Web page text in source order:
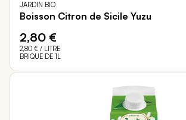
JARDIN BIO
Boisson Citron de Sicile Yuzu
2,80 €
2,80 € / LITRE
BRIQUE DE 1L